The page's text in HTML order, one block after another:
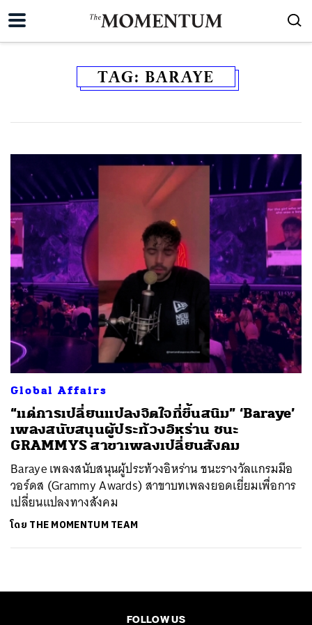
TAG: BARAYE
Global Affairs
“แด่การเปลี่ยนแปลงจิตใจที่ขึ้นสนิม” ‘Baraye’
เพลงสนับสนุนผู้ประท้วงอิหร่าน ชนะ
GRAMMYS สาขาเพลงเปลี่ยนสังคม
Baraye เพลงสนับสนุนผู้ประท้วงอิหร่าน ชนะรางวัลแกรมมีอ
วอร์ดส (Grammy Awards) สาขาบทเพลงยอดเยี่ยมเพื่อการ
เปลี่ยนแปลงทางสังคม
โดย THE MOMENTUM TEAM
FOLLOW US
ค้นหา
SHARE TWEET LINE EMAIL